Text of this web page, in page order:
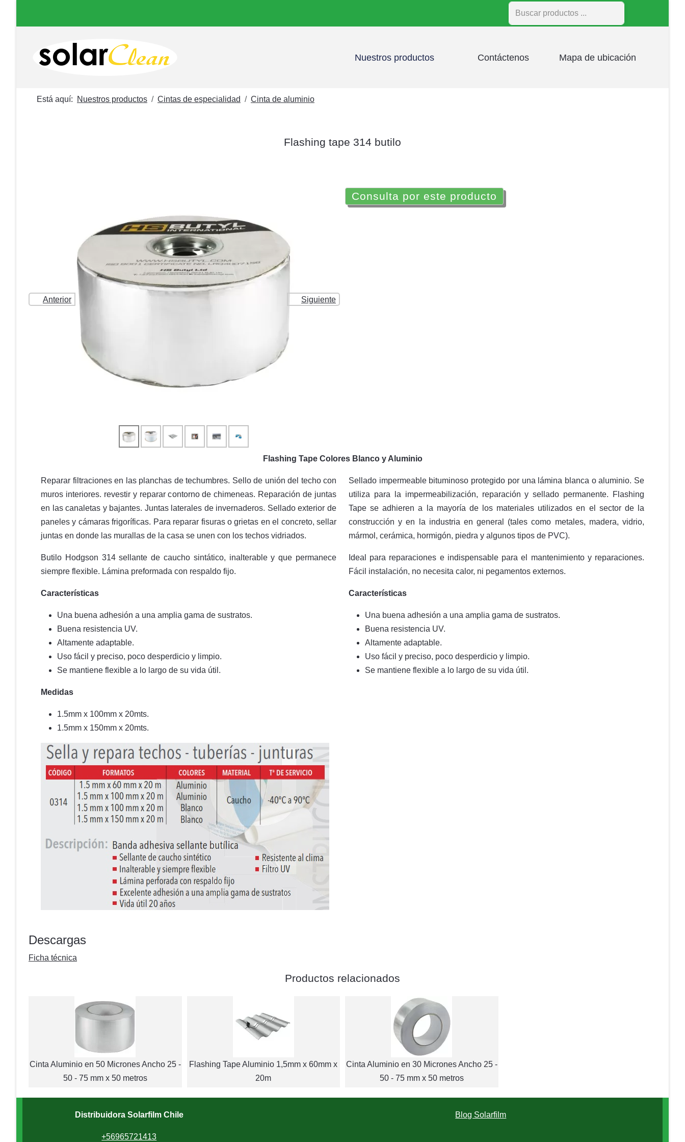
Buscar
Nuestros productos Contáctenos Mapa de ubicación
Está aquí: Nuestros productos Cintas de especialidad Cinta de aluminio
Flashing tape 314 butilo
Anterior Siguiente
Consulta por este producto
Flashing Tape Colores Blanco y Aluminio
Reparar filtraciones en las planchas de techumbres. Sello de unión del techo con
muros interiores. revestir y reparar contorno de chimeneas. Reparación de juntas
en las canaletas y bajantes. Juntas laterales de invernaderos. Sellado exterior de
paneles y cámaras frigoríficas. Para reparar fisuras o grietas en el concreto, sellar
juntas en donde las murallas de la casa se unen con los techos vidriados.
Butilo Hodgson 314 sellante de caucho sintático, inalterable y que permanece
siempre flexible. Lámina preformada con respaldo fijo.
Características
Una buena adhesión a una amplia gama de sustratos.
Buena resistencia UV.
Altamente adaptable.
Uso fácil y preciso, poco desperdicio y limpio.
Se mantiene flexible a lo largo de su vida útil.
Medidas
1.5mm x 100mm x 20mts.
1.5mm x 150mm x 20mts.
Sellado impermeable bituminoso protegido por una lámina blanca o aluminio. Se
utiliza para la impermeabilización, reparación y sellado permanente. Flashing
Tape se adhieren a la mayoría de los materiales utilizados en el sector de la
construcción y en la industria en general (tales como metales, madera, vidrio,
mármol, cerámica, hormigón, piedra y algunos tipos de PVC).
Ideal para reparaciones e indispensable para el mantenimiento y reparaciones.
Fácil instalación, no necesita calor, ni pegamentos externos.
Características
Una buena adhesión a una amplia gama de sustratos.
Buena resistencia UV.
Altamente adaptable.
Uso fácil y preciso, poco desperdicio y limpio.
Se mantiene flexible a lo largo de su vida útil.
Descargas
Ficha técnica
Productos relacionados
Cinta Aluminio en 50 Micrones Ancho 25 -
50 - 75 mm x 50 metros
Flashing Tape Aluminio 1,5mm x 60mm x
20m
Cinta Aluminio en 30 Micrones Ancho 25 -
50 - 75 mm x 50 metros
Distribuidora Solarfilm Chile
+56965721413
Blog Solarfilm